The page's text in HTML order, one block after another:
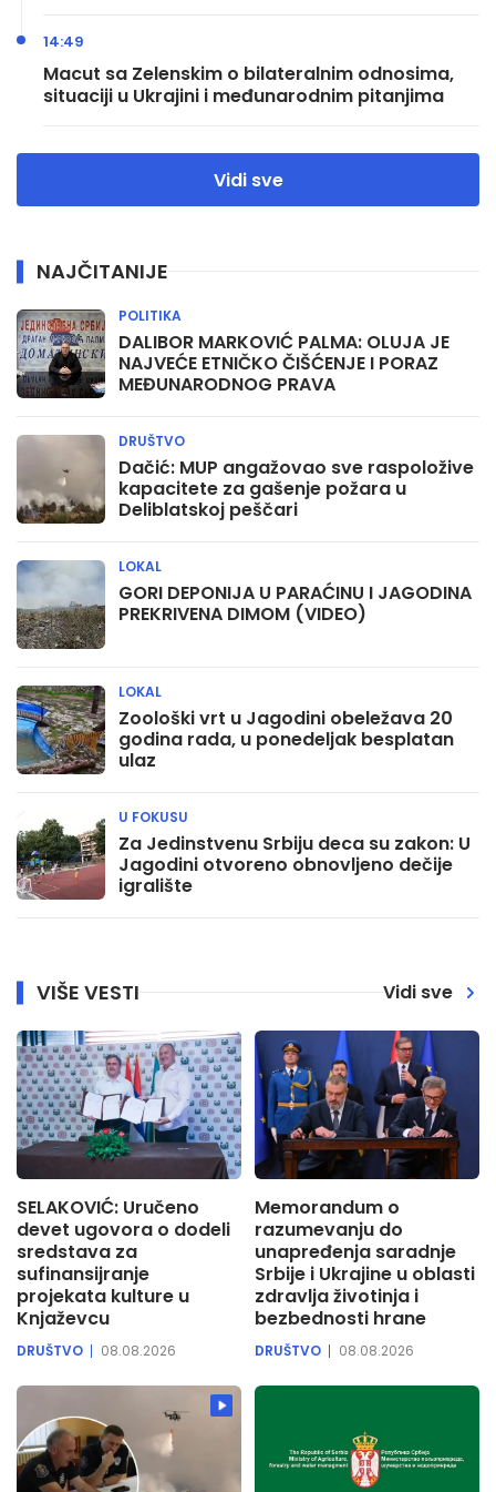
Macut sa Zelenskim o bilateralnim odnosima,
situaciji u Ukrajini i međunarodnim pitanjima
14:49
Vidi sve
NAJČITANIJE
DALIBOR MARKOVIĆ PALMA: OLUJA JE
NAJVEĆE ETNIČKO ČIŠĆENJE I PORAZ
MEĐUNARODNOG PRAVA
POLITIKA
Dačić: MUP angažovao sve raspoložive
kapacitete za gašenje požara u
Deliblatskoj peščari
DRUŠTVO
GORI DEPONIJA U PARAĆINU I JAGODINA
PREKRIVENA DIMOM (VIDEO)
LOKAL
Zoološki vrt u Jagodini obeležava 20
godina rada, u ponedeljak besplatan
ulaz
LOKAL
Za Jedinstvenu Srbiju deca su zakon: U
Jagodini otvoreno obnovljeno dečije
igralište
U FOKUSU
VIŠE VESTI Vidi sve
SELAKOVIĆ: Uručeno
devet ugovora o dodeli
sredstava za
sufinansijranje
projekata kulture u
Knjaževcu
DRUŠTVO 08.08.2026
Memorandum o
razumevanju do
unapređenja saradnje
Srbije i Ukrajine u oblasti
zdravlja životinja i
bezbednosti hrane
DRUŠTVO 08.08.2026